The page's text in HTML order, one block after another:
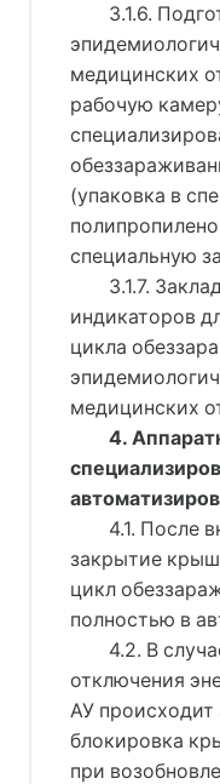
3.1.6.
медицинских
рабочую
(упаковка в
специальную
3.1.7.
индикаторов
цикла
медицинских
4.
4.1. После
закрытие
цикл
полностью в
4.2. В
отключения
АУ происходит
блокировка
при